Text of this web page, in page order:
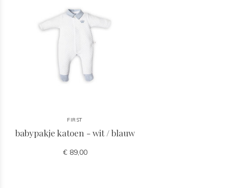
FIRST
babypakje katoen - wit / blauw
€ 89,00